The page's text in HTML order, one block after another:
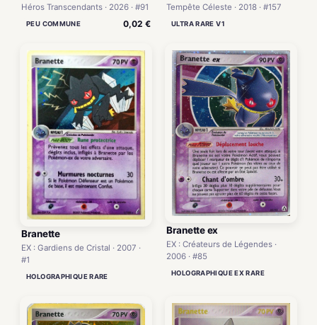
Héros Transcendants · 2026 · #91
PEU COMMUNE 0,02 €
Tempête Céleste · 2018 · #157
ULTRA RARE V1
Branette
EX : Gardiens de Cristal · 2007 ·
#1
HOLOGRAPHIQUE RARE
Branette ex
EX : Créateurs de Légendes ·
2006 · #85
HOLOGRAPHIQUE EX RARE